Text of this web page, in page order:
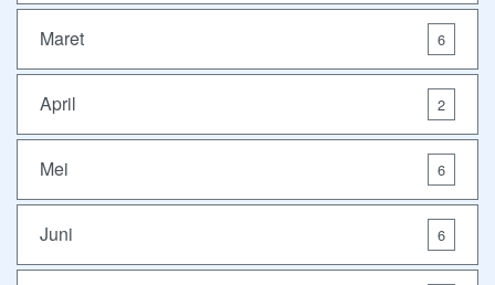
Maret 6
April 2
Mei 6
Juni 6